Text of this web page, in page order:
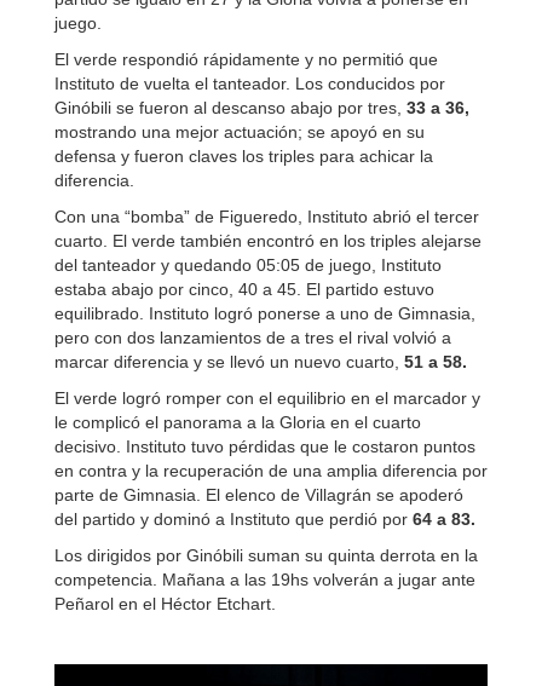
juego.
El verde respondió rápidamente y no permitió que
Instituto de vuelta el tanteador. Los conducidos por
Ginóbili se fueron al descanso abajo por tres, 33 a 36,
mostrando una mejor actuación; se apoyó en su
defensa y fueron claves los triples para achicar la
diferencia.
Con una “bomba” de Figueredo, Instituto abrió el tercer
cuarto. El verde también encontró en los triples alejarse
del tanteador y quedando 05:05 de juego, Instituto
estaba abajo por cinco, 40 a 45. El partido estuvo
equilibrado. Instituto logró ponerse a uno de Gimnasia,
pero con dos lanzamientos de a tres el rival volvió a
marcar diferencia y se llevó un nuevo cuarto, 51 a 58.
El verde logró romper con el equilibrio en el marcador y
le complicó el panorama a la Gloria en el cuarto
decisivo. Instituto tuvo pérdidas que le costaron puntos
en contra y la recuperación de una amplia diferencia por
parte de Gimnasia. El elenco de Villagrán se apoderó
del partido y dominó a Instituto que perdió por 64 a 83.
Los dirigidos por Ginóbili suman su quinta derrota en la
competencia. Mañana a las 19hs volverán a jugar ante
Peñarol en el Héctor Etchart.